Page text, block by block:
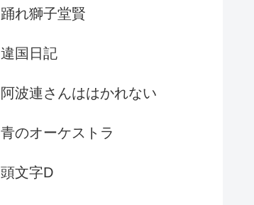
踊れ獅子堂賢
違国日記
阿波連さんははかれない
青のオーケストラ
頭文字D